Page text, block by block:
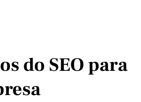
do SEO para